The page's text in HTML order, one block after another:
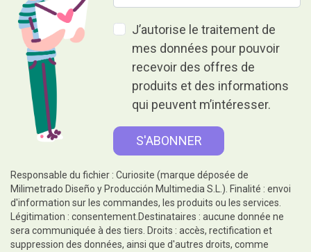
J’autorise le traitement de
mes données pour pouvoir
recevoir des offres de
produits et des informations
qui peuvent m’intéresser.
Responsable du fichier : Curiosite (marque déposée de
Milimetrado Diseño y Producción Multimedia S.L.). Finalité : envoi
d'information sur les commandes, les produits ou les services.
Légitimation : consentement.Destinataires : aucune donnée ne
sera communiquée à des tiers. Droits : accès, rectification et
suppression des données, ainsi que d'autres droits, comme